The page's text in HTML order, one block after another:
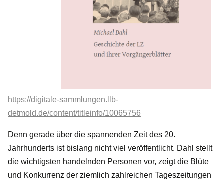
https://digitale-sammlungen.llb-
detmold.de/content/titleinfo/10065756
Denn gerade über die spannenden Zeit des 20.
Jahrhunderts ist bislang nicht viel veröffentlicht. Dahl stellt
die wichtigsten handelnden Personen vor, zeigt die Blüte
und Konkurrenz der ziemlich zahlreichen Tageszeitungen